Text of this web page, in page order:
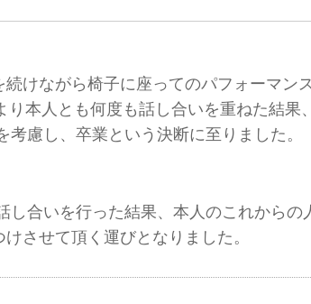
けながら椅子に座ってのパフォーマン
本人とも何度も話し合いを重ねた結果
慮し、卒業という決断に至りました。
合いを行った結果、本人のこれからの
させて頂く運びとなりました。